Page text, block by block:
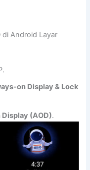
di Android Layar
on Display & Lock
Display (AOD).